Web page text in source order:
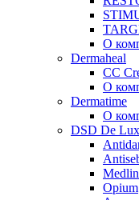
О
Dermaheal
CC
О
Dermatime
О
DSD De
Opium